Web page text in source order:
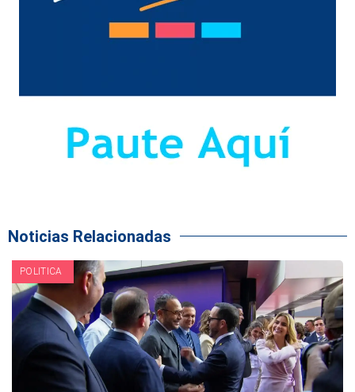
Noticias Relacionadas
POLITICA